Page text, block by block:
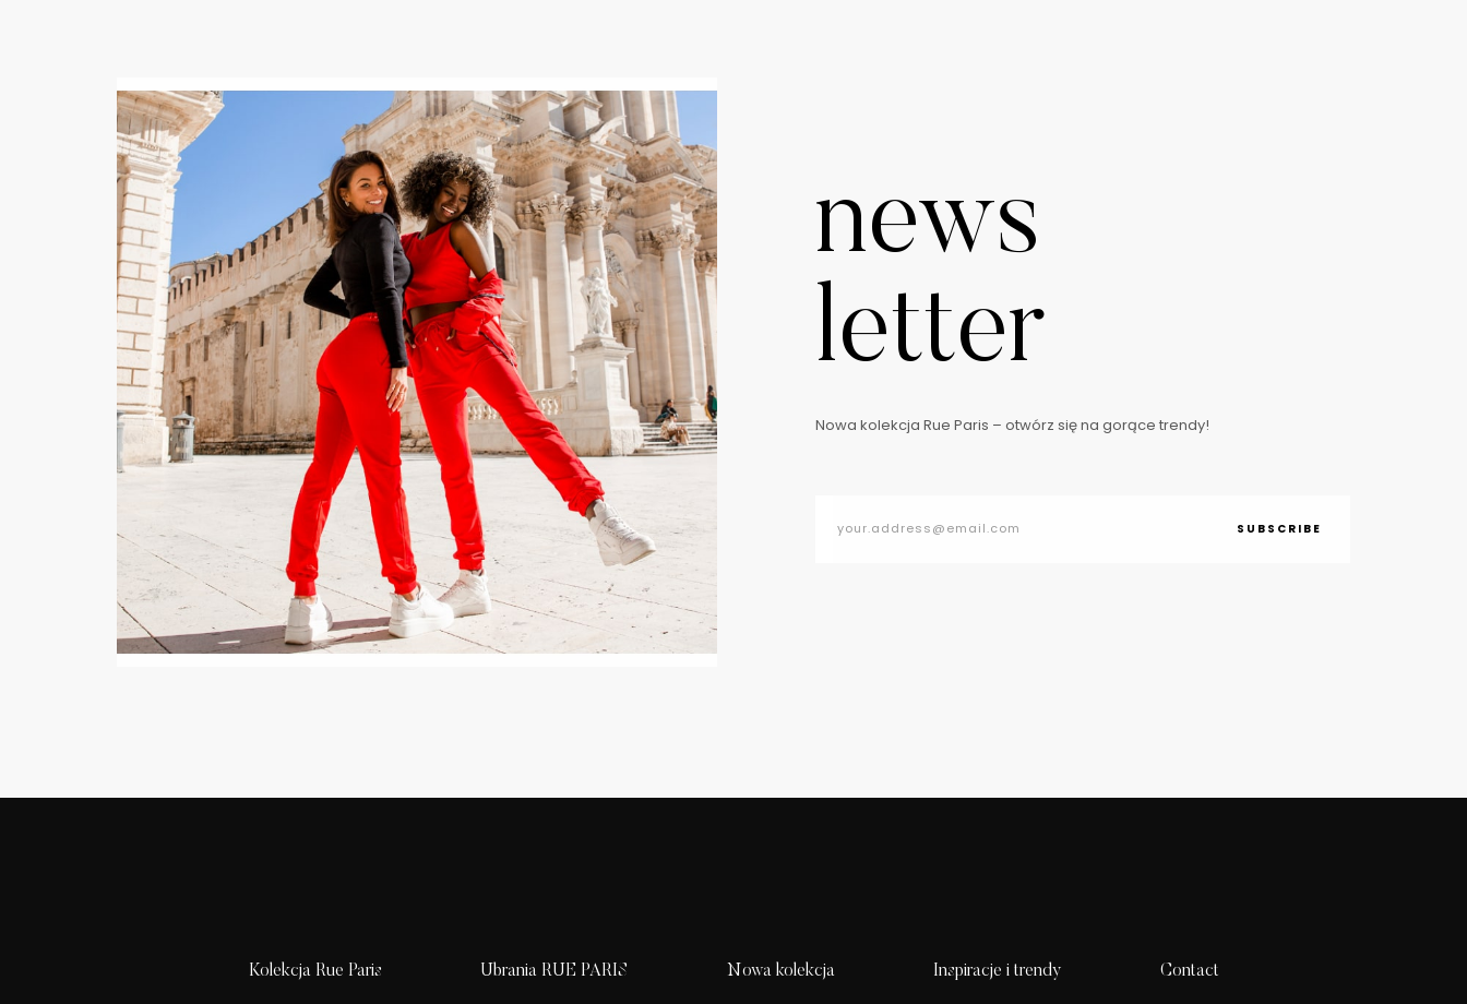
news
letter
Nowa kolekcja Rue Paris – otwórz się na gorące trendy!
SUBSCRIBE
Kolekcja Rue Paris Ubrania RUE PARIS Nowa kolekcja Inspiracje i trendy Contact